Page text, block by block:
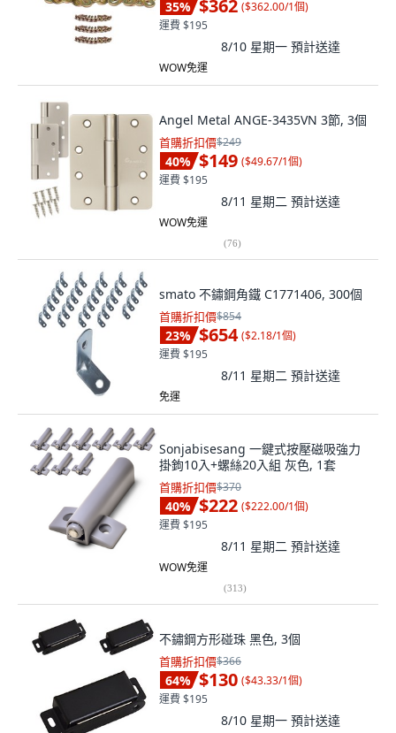
35% $362 ($362.00/1個)
運費 $195
8/10 星期一 預計送達
WOW免運
Angel Metal ANGE-3435VN 3節, 3個
首購折扣價$249
40% $149 ($49.67/1個)
運費 $195
8/11 星期二 預計送達
WOW免運
(76)
smato 不鏽鋼角鐵 C1771406, 300個
首購折扣價$854
23% $654 ($2.18/1個)
運費 $195
8/11 星期二 預計送達
免運
Sonjabisesang 一鍵式按壓磁吸強力
掛鉤10入+螺絲20入組 灰色, 1套
首購折扣價$370
40% $222 ($222.00/1個)
運費 $195
8/11 星期二 預計送達
WOW免運
(313)
不鏽鋼方形碰珠 黑色, 3個
首購折扣價$366
64% $130 ($43.33/1個)
運費 $195
8/10 星期一 預計送達